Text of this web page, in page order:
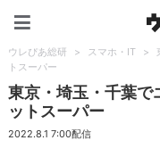
ウレぴあ総研 > スマホ・IT >
トスーパー
東京・埼玉・千葉
ットスーパー
2022.8.1 7:00配信